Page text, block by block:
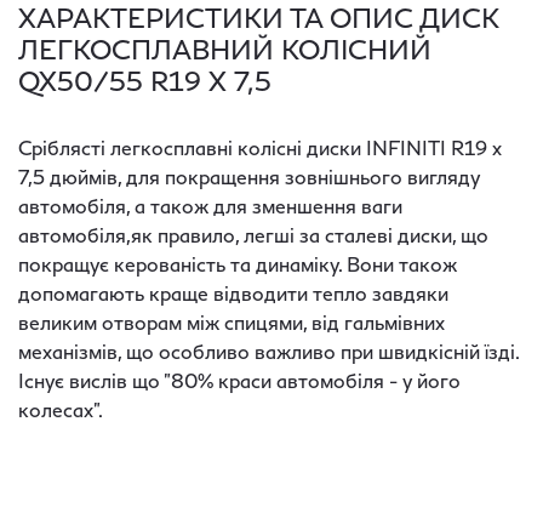
ХАРАКТЕРИСТИКИ ТА ОПИС ДИСК
ЛЕГКОСПЛАВНИЙ КОЛІСНИЙ
QX50/55 R19 Х 7,5
Сріблясті легкосплавні колісні диски INFINITI R19 х
7,5 дюймів, для покращення зовнішнього вигляду
автомобіля, а також для зменшення ваги
автомобіля,як правило, легші за сталеві диски, що
покращує керованість та динаміку. Вони також
допомагають краще відводити тепло завдяки
великим отворам між спицями, від гальмівних
механізмів, що особливо важливо при швидкісній їзді.
Існує вислів що "80% краси автомобіля - у його
колесах".